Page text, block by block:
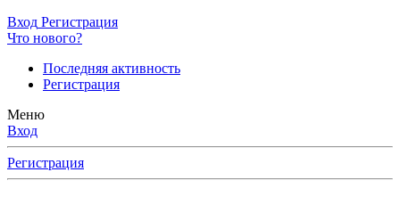
Вход Регистрация
Что нового?
Последняя активность
Регистрация
Меню
Вход
Регистрация